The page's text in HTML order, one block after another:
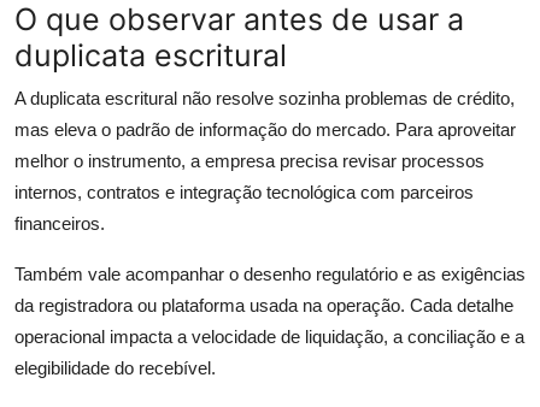
O que observar antes de usar a
duplicata escritural
A duplicata escritural não resolve sozinha problemas de crédito,
mas eleva o padrão de informação do mercado. Para aproveitar
melhor o instrumento, a empresa precisa revisar processos
internos, contratos e integração tecnológica com parceiros
financeiros.
Também vale acompanhar o desenho regulatório e as exigências
da registradora ou plataforma usada na operação. Cada detalhe
operacional impacta a velocidade de liquidação, a conciliação e a
elegibilidade do recebível.